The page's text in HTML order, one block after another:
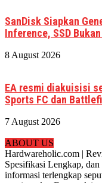
SanDisk Siapkan
Inference, SSD
8 August 2026
EA resmi diakuisisi
Sports FC dan
7 August 2026
ABOUT US
Hardwareholic.com |
Spesifikasi Lengkap,
informasi terlengkap